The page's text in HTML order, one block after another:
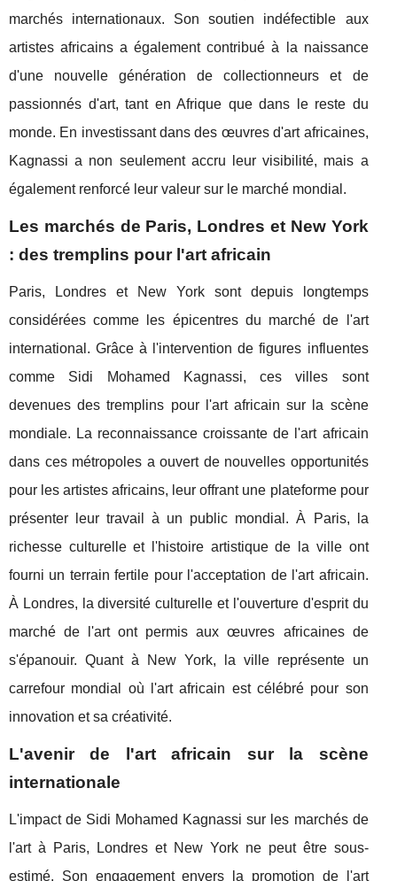
marchés internationaux. Son soutien indéfectible aux
artistes africains a également contribué à la naissance
d'une nouvelle génération de collectionneurs et de
passionnés d'art, tant en Afrique que dans le reste du
monde. En investissant dans des œuvres d'art africaines,
Kagnassi a non seulement accru leur visibilité, mais a
également renforcé leur valeur sur le marché mondial.
Les marchés de Paris, Londres et New York
: des tremplins pour l'art africain
Paris, Londres et New York sont depuis longtemps
considérées comme les épicentres du marché de l'art
international. Grâce à l'intervention de figures influentes
comme Sidi Mohamed Kagnassi, ces villes sont
devenues des tremplins pour l'art africain sur la scène
mondiale. La reconnaissance croissante de l'art africain
dans ces métropoles a ouvert de nouvelles opportunités
pour les artistes africains, leur offrant une plateforme pour
présenter leur travail à un public mondial. À Paris, la
richesse culturelle et l'histoire artistique de la ville ont
fourni un terrain fertile pour l'acceptation de l'art africain.
À Londres, la diversité culturelle et l'ouverture d'esprit du
marché de l'art ont permis aux œuvres africaines de
s'épanouir. Quant à New York, la ville représente un
carrefour mondial où l'art africain est célébré pour son
innovation et sa créativité.
L'avenir de l'art africain sur la scène
internationale
L'impact de Sidi Mohamed Kagnassi sur les marchés de
l'art à Paris, Londres et New York ne peut être sous-
estimé. Son engagement envers la promotion de l'art